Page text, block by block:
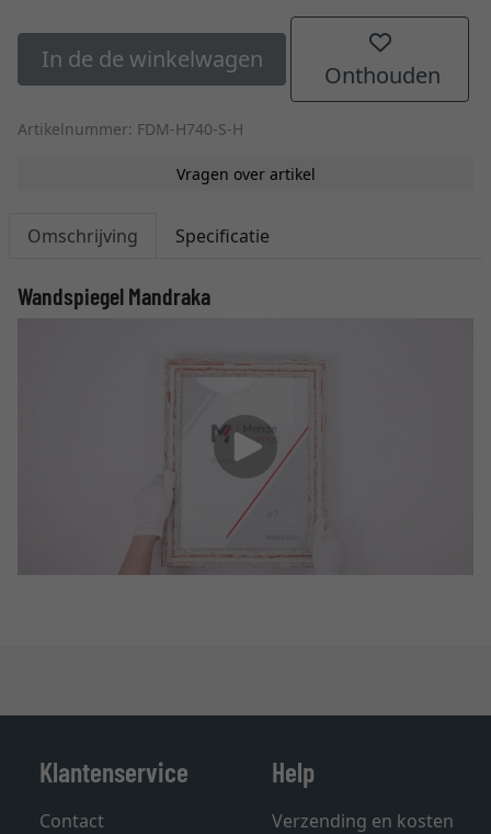
In de de winkelwagen
Onthouden
Artikelnummer: FDM-H740-S-H
Vragen over artikel
Omschrijving Specificatie
Wandspiegel Mandraka
Klantenservice
Contact
Help
Verzending en kosten